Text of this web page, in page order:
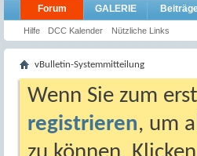
Forum
Hilfe DCC Kalender Nützliche Links
GALERIE
vBulletin-Systemmitteilung
Wenn Sie zum
registrieren, um